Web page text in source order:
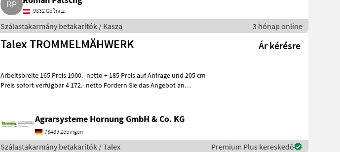
9832 Gößnitz
Szálastakarmány betakarítók / Kasza 3 hónap online
Talex TROMMELMÄHWERK Ár kérésre
Arbeitsbreite 165 Preis 1900.- netto + 185 Preis auf Anfrage und 205 cm
Preis sofort verfügbar 4 172.- netto Fordern Sie das Angebot an
Agrarsysteme Hornung GmbH & Co. KG
73485 Zöbingen
Szálastakarmány betakarítók / Talex Premium Plus kereskedő